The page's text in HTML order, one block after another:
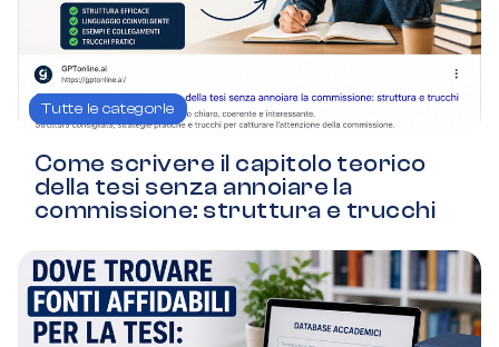
Tutte le categorie
Come scrivere il capitolo teorico
della tesi senza annoiare la
commissione: struttura e trucchi